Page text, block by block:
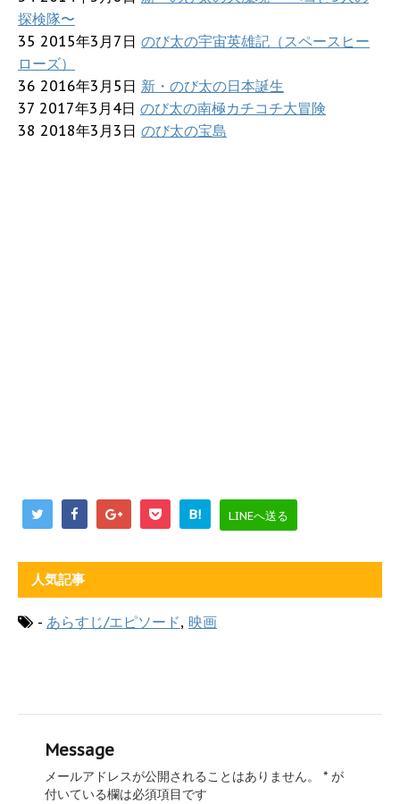
探検隊〜
35 2015年3月7日 のび太の宇宙英雄記（スペースヒー
ローズ）
36 2016年3月5日 新・のび太の日本誕生
37 2017年3月4日 のび太の南極カチコチ大冒険
38 2018年3月3日 のび太の宝島
B! LINEへ送る
人気記事
- あらすじ/エピソード, 映画
Message
メールアドレスが公開されることはありません。 * が
付いている欄は必須項目です